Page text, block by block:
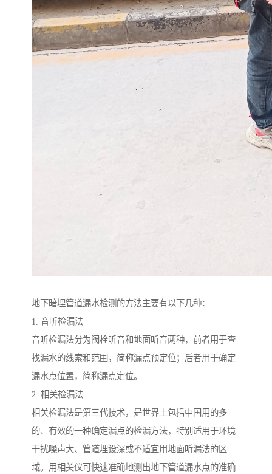
地下暗埋管道漏水检测的方法主要有以下几种：
1. 音听检漏法
音听检漏法分为阀栓听音和地面听音两种，前者用于查
找漏水的线索和范围，简称漏点预定位；后者用于确定
漏水点位置，简称漏点定位。
2. 相关检漏法
相关检漏法是第三代技术，是世界上包括中国用的多
的、有效的一种确定漏点的检漏方法，特别适用于环境
干扰噪声大、管道埋设深或不适宜用地面听漏法的区
域。用相关仪可快速准确地测出地下管道漏水点的准确